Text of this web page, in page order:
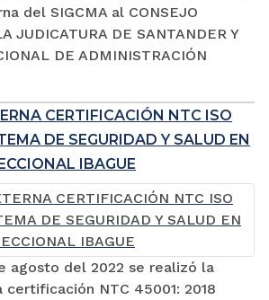
del SIGCMA al CONSEJO
JUDICATURA DE SANTANDER Y
DE ADMINISTRACIÓN
CERTIFICACIÓN NTC ISO
DE SEGURIDAD Y SALUD EN
IBAGUE
agosto del 2022 se realizó la
NTC 45001: 2018